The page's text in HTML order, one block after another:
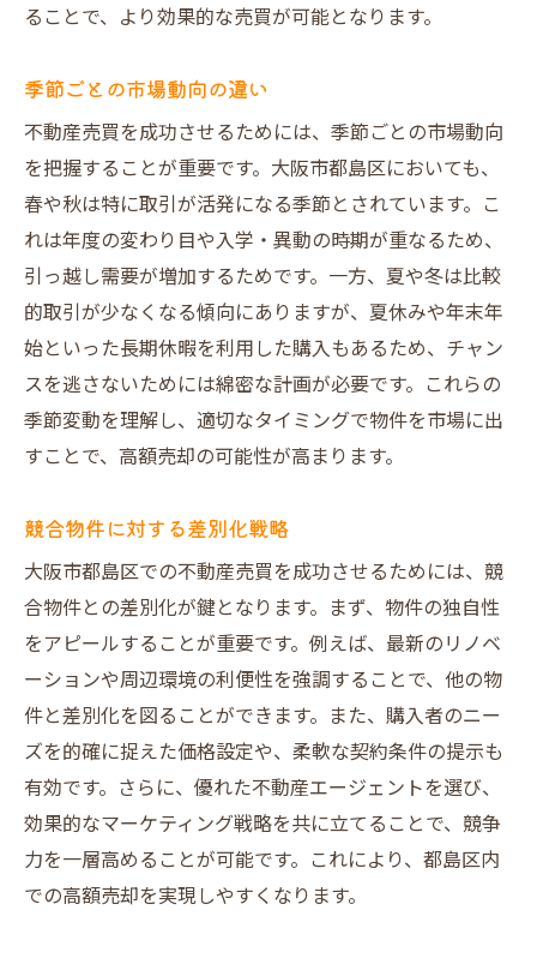
ることで、より効果的な売買が可能となります。
季節ごとの市場動向の違い
不動産売買を成功させるためには、季節ごとの市場動向
を把握することが重要です。大阪市都島区においても、
春や秋は特に取引が活発になる季節とされています。こ
れは年度の変わり目や入学・異動の時期が重なるため、
引っ越し需要が増加するためです。一方、夏や冬は比較
的取引が少なくなる傾向にありますが、夏休みや年末年
始といった長期休暇を利用した購入もあるため、チャン
スを逃さないためには綿密な計画が必要です。これらの
季節変動を理解し、適切なタイミングで物件を市場に出
すことで、高額売却の可能性が高まります。
競合物件に対する差別化戦略
大阪市都島区での不動産売買を成功させるためには、競
合物件との差別化が鍵となります。まず、物件の独自性
をアピールすることが重要です。例えば、最新のリノベ
ーションや周辺環境の利便性を強調することで、他の物
件と差別化を図ることができます。また、購入者のニー
ズを的確に捉えた価格設定や、柔軟な契約条件の提示も
有効です。さらに、優れた不動産エージェントを選び、
効果的なマーケティング戦略を共に立てることで、競争
力を一層高めることが可能です。これにより、都島区内
での高額売却を実現しやすくなります。